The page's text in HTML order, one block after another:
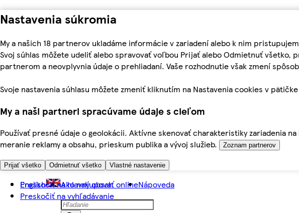
Nastavenia súkromia
My a našich 18 partnerov ukladáme informácie v zariadení alebo k nim
Svoj súhlas môžete udeliť alebo spravovať voľbou Prijať alebo Odmietnuť všetko,
partnerom a neovplyvnia údaje o prehliadaní. Vaše rozhodnutie však zmení
Svoje nastavenia súhlasu môžete zmeniť kliknutím na Nastavenia cookies v
My a naši partneri spracúvame údaje s cieľom
Používať presné údaje o geolokácii. Aktívne skenovať charakteristiky zariadenia
meranie reklamy a obsahu, prieskum publika a vývoj služieb.
Zoznam partnerov
Prijať všetko Odmietnuť všetko Vlastné nastavenie
Preskočiť na hlavný obsah
Preskočiť na vyhľadávanie
English Ako nakupovať onlineNápoveda